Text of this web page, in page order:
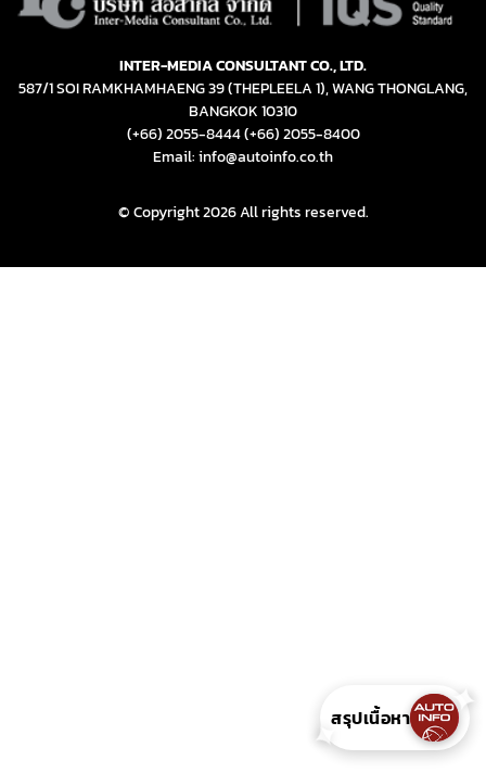
✦
✦
สรุปเนื้อหา
INTER-MEDIA CONSULTANT CO., LTD.
587/1 SOI RAMKHAMHAENG 39 (THEPLEELA 1), WANG THONGLANG,
BANGKOK 10310
(+66) 2055-8444(+66) 2055-8400
Email: info@autoinfo.co.th
© Copyright 2026 All rights reserved.